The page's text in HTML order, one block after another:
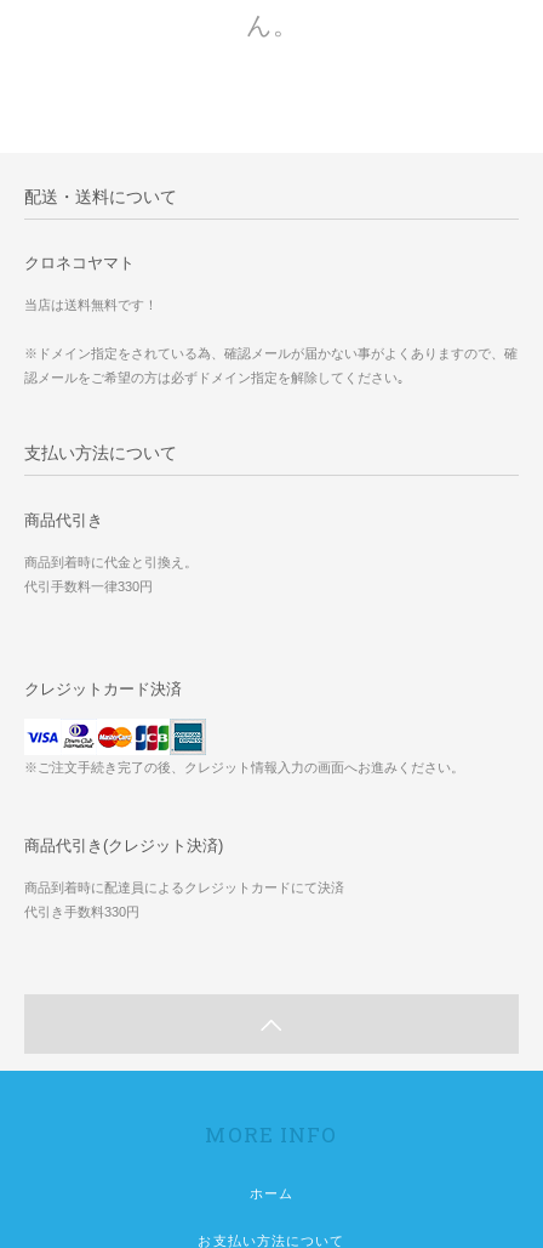
ん。
配送・送料について
クロネコヤマト
当店は送料無料です！
※ドメイン指定をされている為、確認メールが届かない事がよくありますので、確
認メールをご希望の方は必ずドメイン指定を解除してください｡
支払い方法について
商品代引き
商品到着時に代金と引換え。
代引手数料一律330円
クレジットカード決済
※ご注文手続き完了の後、クレジット情報入力の画面へお進みください。
商品代引き(クレジット決済)
商品到着時に配達員によるクレジットカードにて決済
代引き手数料330円
MORE INFO
ホーム
お支払い方法について